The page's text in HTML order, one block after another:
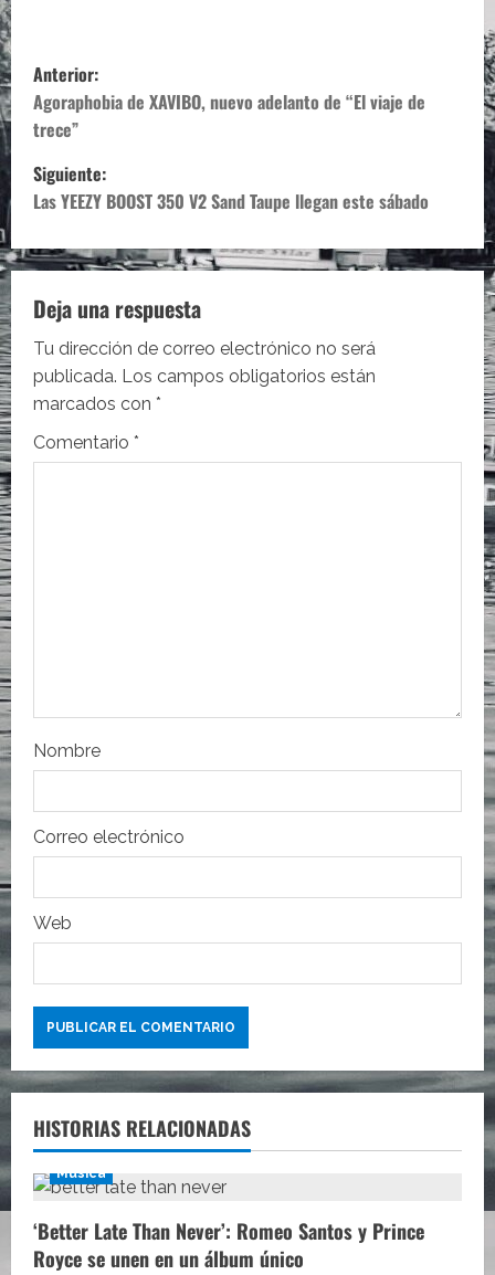
N
a
v
e
g
a
c
i
ó
t
r
a
d
a
s
Anterior:
Agoraphobia de XAVIBO, nuevo adelanto de “El viaje de
trece”
Siguiente:
Las YEEZY BOOST 350 V2 Sand Taupe llegan este sábado
Deja una respuesta
Tu dirección de correo electrónico no será
publicada. Los campos obligatorios están
marcados con *
Comentario *
Nombre
Correo electrónico
Web
HISTORIAS RELACIONADAS
Música
‘Better Late Than Never’: Romeo Santos y Prince
Royce se unen en un álbum único